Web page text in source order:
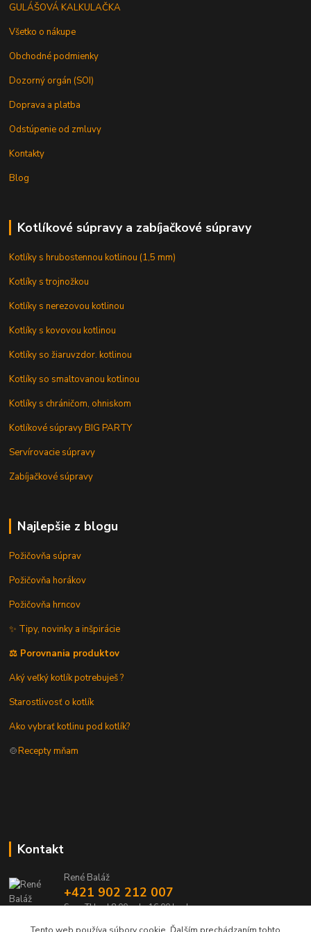
GULÁŠOVÁ KALKULAČKA
Všetko o nákupe
Obchodné podmienky
Dozorný orgán (SOI)
Doprava a platba
Odstúpenie od zmluvy
Kontakty
Blog
Kotlíkové súpravy a zabíjačkové súpravy
Kotlíky s hrubostennou kotlinou (1,5 mm)
Kotlíky s trojnožkou
Kotlíky s nerezovou kotlinou
Kotlíky s kovovou kotlinou
Kotlíky so žiaruvzdor. kotlinou
Kotlíky so smaltovanou kotlinou
Kotlíky s chráničom, ohniskom
Kotlíkové súpravy BIG PARTY
Servírovacie súpravy
Zabíjačkové súpravy
Najlepšie z blogu
Požičovňa súprav
Požičovňa horákov
Požičovňa hrncov
✨ Tipy, novinky a inšpirácie
⚖️ Porovnania produktov
Aký veľký kotlík potrebuješ ?
Starostlivosť o kotlík
Ako vybrať kotlinu pod kotlík?
🍲Recepty mňam
Kontakt
René Baláž
+421 902 212 007
Sme TU od 8:00 - do 16:00 hod